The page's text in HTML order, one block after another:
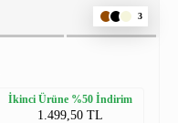
3
İkinci Ürüne %50 İndirim
1.499,50 TL